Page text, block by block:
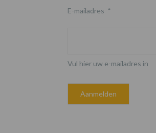
E-mailadres *
Vul hier uw e-mailadres in